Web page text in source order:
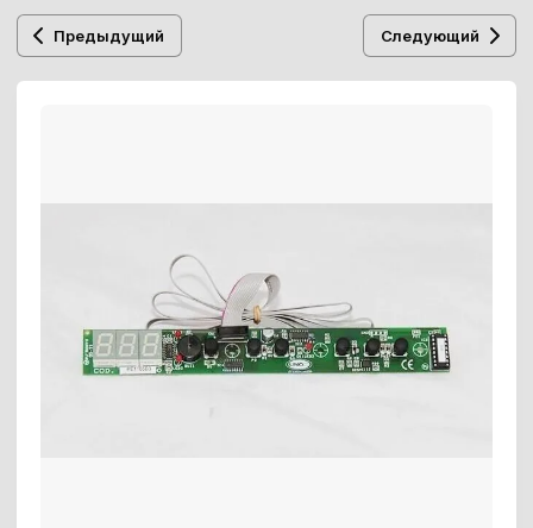
Предыдущий Следующий